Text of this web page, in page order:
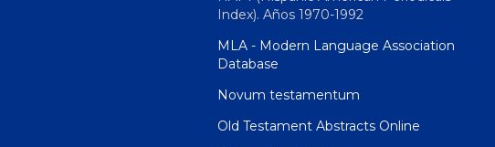
Index). Años 1970-1992
MLA - Modern Language Association
Database
Novum testamentum
Old Testament Abstracts Online